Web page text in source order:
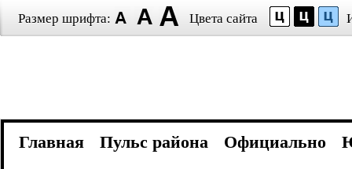
Размер шрифта: Цвета сайта
Главная Пульс района Официально